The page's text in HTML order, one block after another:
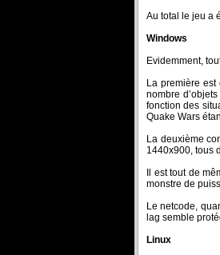
Au total le jeu a
Windows
Evidemment,
La première est
nombre
fonction des
Quake Wars
La deuxième
1440x900, tous
Il est tout de
monstre de
Le netcode,
lag semble
Linux